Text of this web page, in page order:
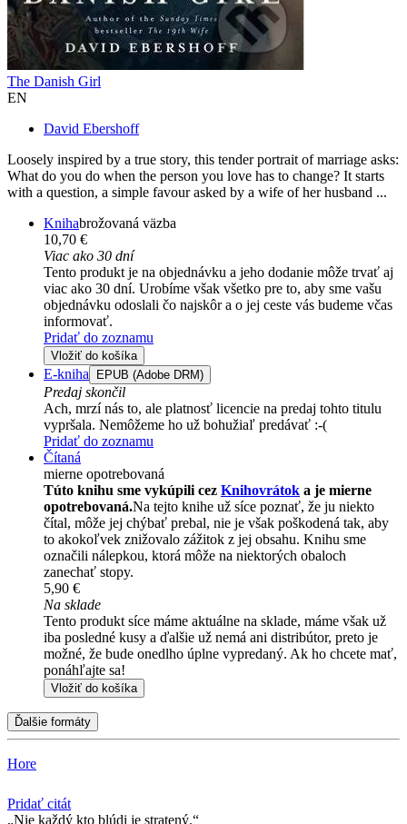
The Danish Girl
EN
David Ebershoff
Loosely inspired by a true story, this tender portrait of marriage asks:
What do you do when the person you love has to change? It starts
with a question, a simple favour asked by a wife of her husband ...
Knihabrožovaná väzba
10,70 €
Viac ako 30 dní
Tento produkt je na objednávku a jeho dodanie môže trvať aj
viac ako 30 dní. Urobíme však všetko pre to, aby sme vašu
objednávku odoslali čo najskôr a o jej ceste vás budeme včas
informovať.
Pridať do zoznamu
Vložiť do košíka
E-kniha EPUB (Adobe DRM)
Predaj skončil
Ach, mrzí nás to, ale platnosť licencie na predaj tohto titulu
vypršala. Nemôžeme ho už bohužiaľ predávať :-(
Pridať do zoznamu
Čítaná
mierne opotrebovaná
Túto knihu sme vykúpili cez Knihovrátok a je mierne
opotrebovaná.Na tejto knihe už síce poznať, že ju niekto
čítal, môže jej chýbať prebal, nie je však poškodená tak, aby
to akokoľvek znižovalo zážitok z jej obsahu. Knihu sme
označili nálepkou, ktorá môže na niektorých obaloch
zanechať stopy.
5,90 €
Na sklade
Tento produkt síce máme aktuálne na sklade, máme však už
iba posledné kusy a ďalšie už nemá ani distribútor, preto je
možné, že bude onedlho úplne vypredaný. Ak ho chcete mať,
ponáhľajte sa!
Vložiť do košíka
Ďalšie formáty
Hore
Pridať citát
Nie každý kto blúdi je stratený.